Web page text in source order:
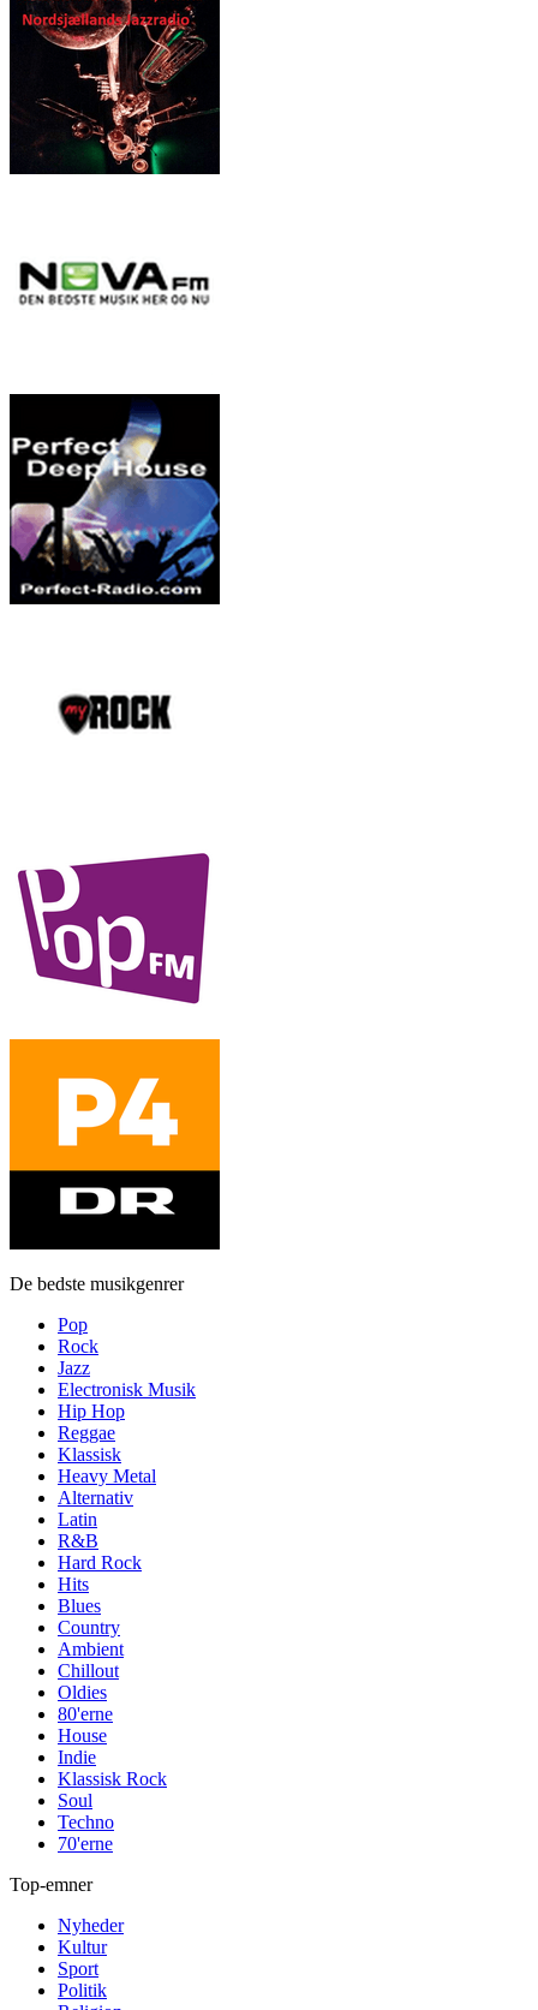
De bedste musikgenrer
Pop
Rock
Jazz
Electronisk Musik
Hip Hop
Reggae
Klassisk
Heavy Metal
Alternativ
Latin
R&B
Hard Rock
Hits
Blues
Country
Ambient
Chillout
Oldies
80'erne
House
Indie
Klassisk Rock
Soul
Techno
70'erne
Top-emner
Nyheder
Kultur
Sport
Politik